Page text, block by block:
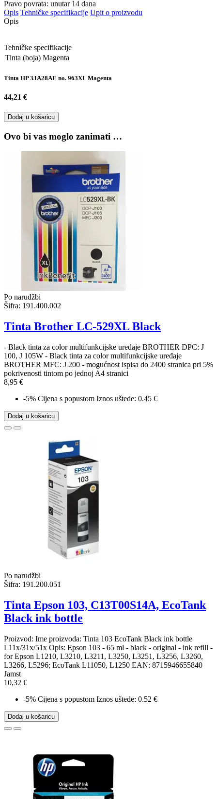
Pravo povrata: unutar 14 dana
Opis Tehničke specifikacije Upit o proizvodu
Opis
Tehničke specifikacije
Tinta (boja) Magenta
Tinta HP 3JA28AE no. 963XL Magenta
44,21 €
Dodaj u košaricu
Ovo bi vas moglo zanimati …
Po narudžbi
Šifra: 191.400.002
Tinta Brother LC-529XL Black
- Black tinta za color multifunkcijske uređaje BROTHER DPC: J
100, J 105W - Black tinta za color multifunkcijske uređaje
BROTHER MFC: J 200 - mogućnost ispisa do 2400 stranica pri 5%
pokrivenosti tintom po jednoj A4 stranici
8,95 €
-5% Cijena s popustom Iznos uštede: 0.45 €
Dodaj u košaricu
Po narudžbi
Šifra: 191.200.051
Tinta Epson 103, C13T00S14A, EcoTank
Black ink bottle
Proizvod: Ime proizvoda: Tinta 103 EcoTank Black ink bottle
L11x/31x/51x Opis: Epson 103 - 65 ml - black - original - ink refill -
for Epson L1210, L3210, L3211, L3250, L3251, L3256, L3260,
L3266, L5296; EcoTank L11050, L1250 EAN: 8715946655840
Jamst
10,32 €
-5% Cijena s popustom Iznos uštede: 0.52 €
Dodaj u košaricu